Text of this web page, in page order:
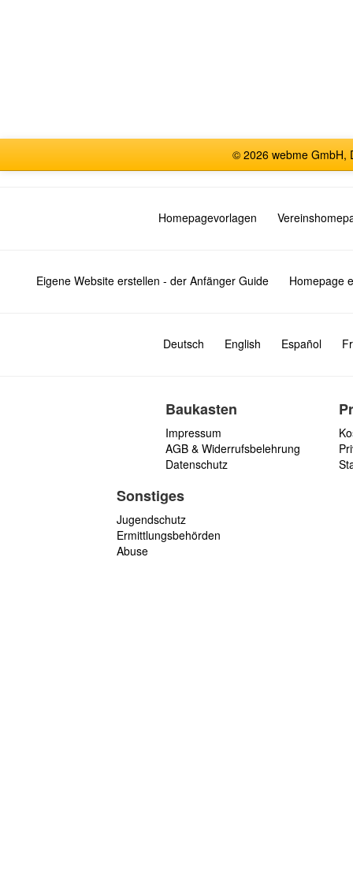
© 2026 webme GmbH,
Homepagevorlagen
Eigene Website erstellen - der Anfänger Guide Homepage
Deutsch English Español
Baukasten
Impressum
AGB & Widerrufsbelehrung
Datenschutz
Sonstiges
Jugendschutz
Ermittlungsbehörden
Abuse